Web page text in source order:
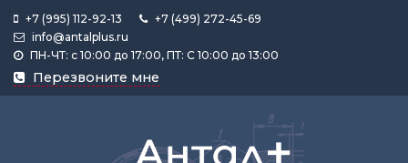
+7 (995) 112-92-13
+7 (499) 272-45-69
info@antalplus.ru
ПН-ЧТ: с 10:00 до 17:00, ПТ: С 10:00 до 13:00
Перезвоните мне
Каталог
продукции